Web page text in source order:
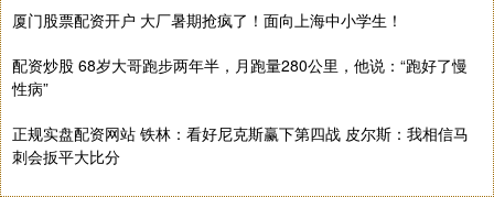
厦门股票配资开户 大厂暑期抢疯了！面向上海中小学生！
配资炒股 68岁大哥跑步两年半，月跑量280公里，他说：“跑好了慢
性病”
正规实盘配资网站 铁林：看好尼克斯赢下第四战 皮尔斯：我相信马
刺会扳平大比分